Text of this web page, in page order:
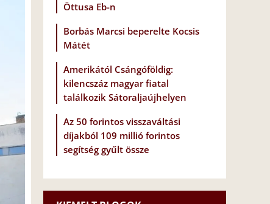
Öttusa Eb-n
Borbás Marcsi beperelte Kocsis
Mátét
Amerikától Csángóföldig:
kilencszáz magyar fiatal
találkozik Sátoraljaújhelyen
Az 50 forintos visszaváltási
díjakból 109 millió forintos
segítség gyűlt össze